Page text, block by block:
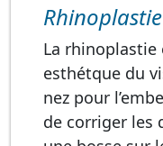
Rhinoplastie
La
esthétque du
nez pour
de corriger les